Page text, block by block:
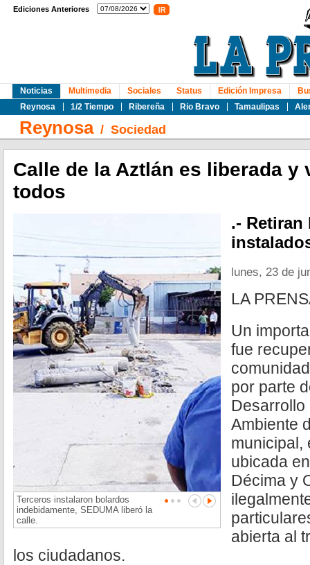
Ediciones Anteriores
Noticias
Reynosa
1/2 Tiempo Ribereña Rio Bravo Tamaulipas
Multimedia Sociales Status Edición Impresa
Reynosa/ Sociedad
Calle de la Aztlán es liberada y
todos
Terceros instalaron bolardos
indebidamente, SEDUMA liberó la
calle.
.-
lunes, 23 de
LA
Un
fue
por parte
Ambiente
municipal,
ubicada
Décima y
abierta al
los ciudadanos.